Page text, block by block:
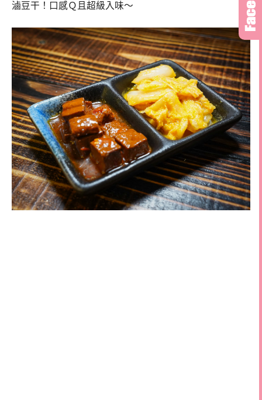
滷豆干！口感Ｑ且超級入味～